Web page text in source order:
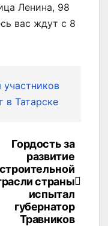
Ленина, 98
вас ждут с 8
в Татарске
Гордость за
развитие
строительной
страны
испытал
губернатор
Травников